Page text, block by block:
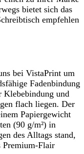
bietet sich das
empfehlen
bei VistaPrint um
Fadenbindung
Klebebindung und
flach liegen. Der
Papiergewicht
(90 g/m²) in
des Alltags stand,
Premium-Flair